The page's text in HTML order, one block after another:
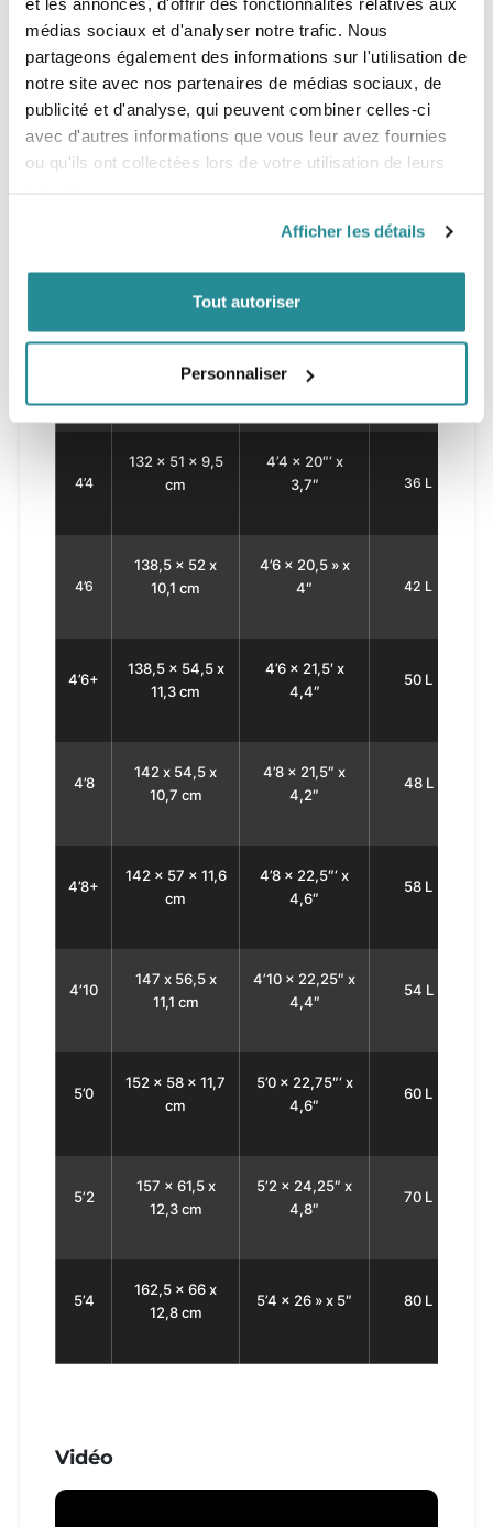
médias sociaux et d'analyser notre trafic. Nous
partageons également des informations sur l'utilisation de
notre site avec nos partenaires de médias sociaux, de
publicité et d'analyse, qui peuvent combiner celles-ci
avec d'autres informations que vous leur avez fournies
ou qu'ils ont collectées lors de votre utilisation de leurs
Afficher les détails
Tout autoriser
Personnaliser
Tailles
Vol.
3’6
5,6 cm
2,2″
20 L
3’10
сm
2,4″
24 L
сm
3,6′
4’4
132 x 51 × 9,5
cm
4’4 x 20″‘ x
3,7″
36 L
4’6
138,5 x 52 x
10,1 cm
4’6 x 20,5 » x
4″
42 L
4’6+
138,5 x 54,5 x
11,3 cm
4’6 x 21,5′ x
4,4″
50 L
4’8
142 х 54,5 x
10,7 сm
4’8 x 21,5″ x
4,2″
48 L
4’8+
142 x 57 x 11,6
cm
4’8 x 22,5″‘ x
4,6″
58 L
4’10
147 х 56,5 x
11,1 сm
4’10 x 22,25″ x
4,4″
54 L
5’0
152 x 58 x 11,7
cm
5’0 x 22,75″‘ x
4,6″
60 L
5’2
157 x 61,5 x
12,3 cm
5’2 x 24,25″ x
4,8″
70 L
5’4
162,5 x 66 x
12,8 cm
5’4 x 26 » x 5″ 80 L
Vidéo